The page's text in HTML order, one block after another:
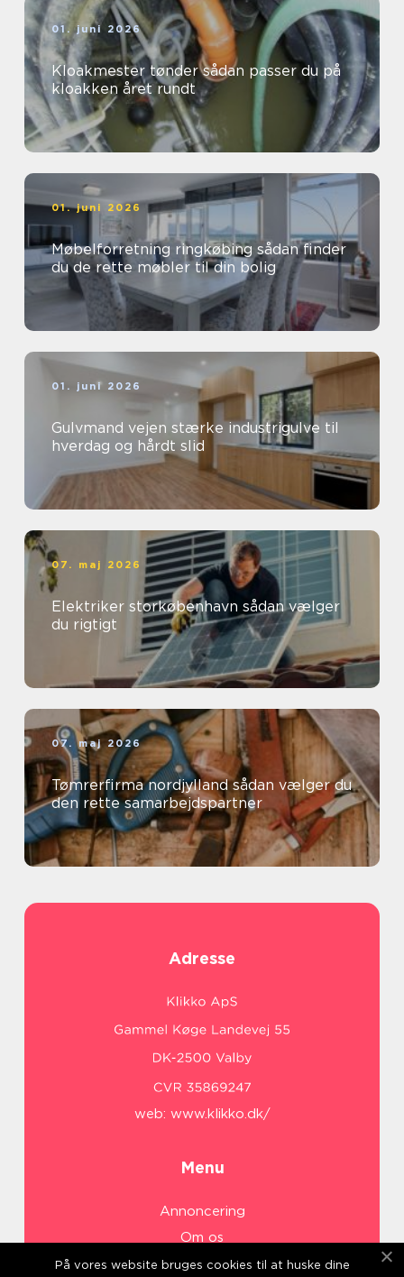
01. juni 2026
Kloakmester tønder sådan passer du på
kloakken året rundt
01. juni 2026
Møbelforretning ringkøbing sådan finder
du de rette møbler til din bolig
01. juni 2026
Gulvmand vejen stærke industrigulve til
hverdag og hårdt slid
07. maj 2026
Elektriker storkøbenhavn sådan vælger
du rigtigt
07. maj 2026
Tømrerfirma nordjylland sådan vælger du
den rette samarbejdspartner
Adresse
web: www.klikko.dk/
Menu
Annoncering
Om os
Cookies
På vores website bruges cookies til at huske dine